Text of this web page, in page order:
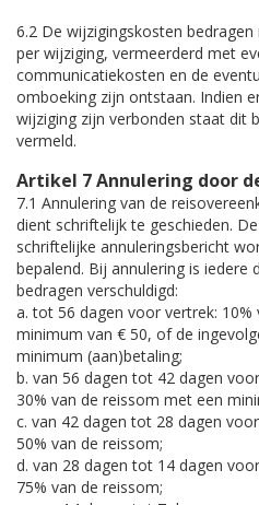
6.2 De wijzigingskosten
per wijziging, vermeerderd met
communicatiekosten en de
omboeking zijn ontstaan. Indien
wijziging zijn verbonden staat dit
vermeld.
Artikel 7 Annulering door
7.1 Annulering van de
dient schriftelijk te geschieden.
schriftelijke annuleringsbericht
bepalend. Bij annulering is iedere
bedragen verschuldigd:
a. tot 56 dagen voor vertrek:
minimum van € 50, of de
minimum (aan)betaling;
b. van 56 dagen tot 42 dagen
30% van de reissom met een
c. van 42 dagen tot 28 dagen
50% van de reissom;
d. van 28 dagen tot 14 dagen
75% van de reissom;